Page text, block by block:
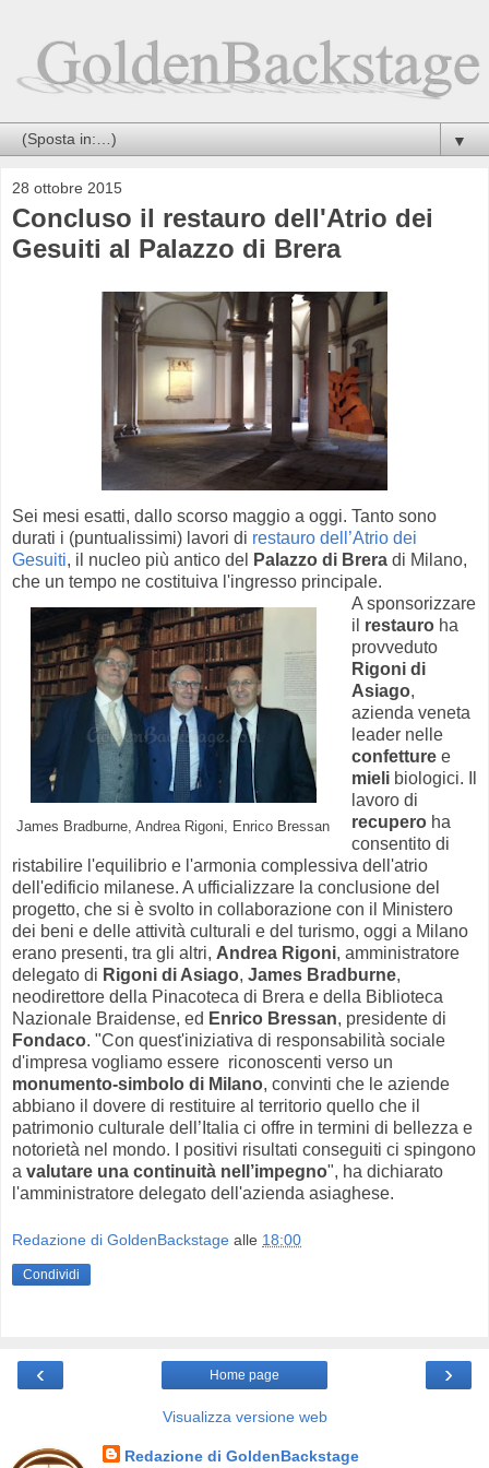
▼
28 ottobre 2015
Concluso il restauro dell'Atrio dei
Gesuiti al Palazzo di Brera
Sei mesi esatti, dallo scorso maggio a oggi. Tanto sono
durati i (puntualissimi) lavori di restauro dell’Atrio dei
Gesuiti, il nucleo più antico del Palazzo di Brera di Milano,
che un tempo ne costituiva l'ingresso principale.
James Bradburne, Andrea Rigoni, Enrico Bressan
A sponsorizzare
il restauro ha
provveduto
Rigoni di
Asiago,
azienda veneta
leader nelle
confetture e
mieli biologici. Il
lavoro di
recupero ha
consentito di
ristabilire l'equilibrio e l'armonia complessiva dell'atrio
dell'edificio milanese. A ufficializzare la conclusione del
progetto, che si è svolto in collaborazione con il Ministero
dei beni e delle attività culturali e del turismo, oggi a Milano
erano presenti, tra gli altri, Andrea Rigoni, amministratore
delegato di Rigoni di Asiago, James Bradburne,
neodirettore della Pinacoteca di Brera e della Biblioteca
Nazionale Braidense, ed Enrico Bressan, presidente di
Fondaco. "Con quest'iniziativa di responsabilità sociale
d'impresa vogliamo essere riconoscenti verso un
monumento-simbolo di Milano, convinti che le aziende
abbiano il dovere di restituire al territorio quello che il
patrimonio culturale dell’Italia ci offre in termini di bellezza e
notorietà nel mondo. I positivi risultati conseguiti ci spingono
a valutare una continuità nell’impegno", ha dichiarato
l'amministratore delegato dell'azienda asiaghese.
Redazione di GoldenBackstage alle 18:00
Condividi
‹ ›
Home page
Visualizza versione web
Redazione di GoldenBackstage